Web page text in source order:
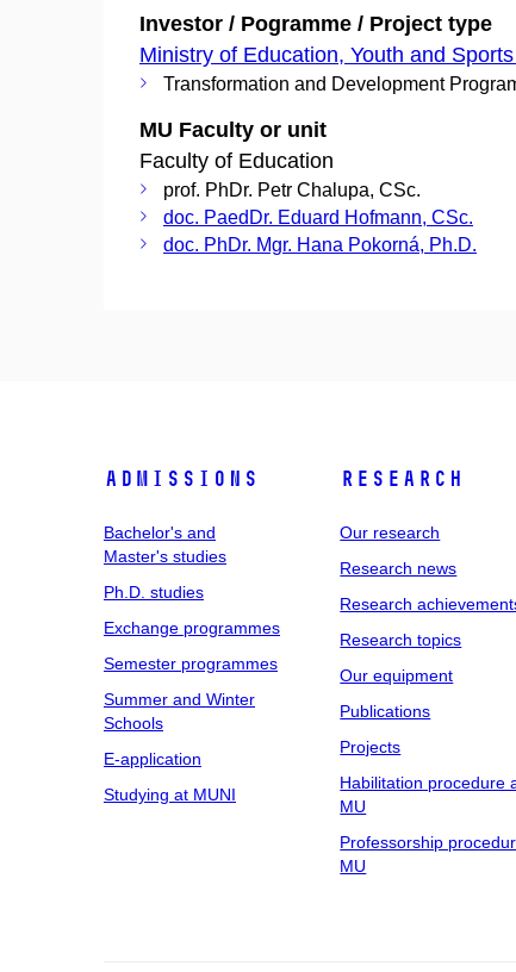
Investor / Pogramme / Project type
Ministry of Education, Youth and
Transformation and Development
MU Faculty or unit
Faculty of Education
prof. PhDr. Petr Chalupa, CSc.
doc. PaedDr. Eduard Hofmann, CSc.
doc. PhDr. Mgr. Hana Pokorná, Ph.D.
Admissions
Bachelor's and
Master's studies
Ph.D. studies
Exchange programmes
Semester programmes
Summer and Winter
Schools
E-application
Studying at MUNI
Research
Our research
Research news
Research
Research topics
Our equipment
Publications
Projects
Habilitation procedure
MU
Professorship
MU